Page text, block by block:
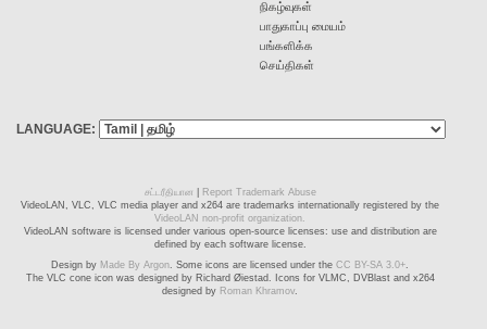
நிகழ்வுகள்
பாதுகாப்பு மையம்
பங்களிக்க
செய்திகள்
LANGUAGE:
சட்டரீதியான
Report Trademark Abuse
VideoLAN, VLC, VLC media player and x264 are trademarks internationally registered by the
VideoLAN non-profit organization.
VideoLAN software is licensed under various open-source licenses: use and distribution are
defined by each software license.
Design by Made By Argon . Some icons are licensed under the CC BY-SA 3.0+
The VLC cone icon was designed by Richard Øiestad. Icons for VLMC, DVBlast and x264
designed by Roman Khramov